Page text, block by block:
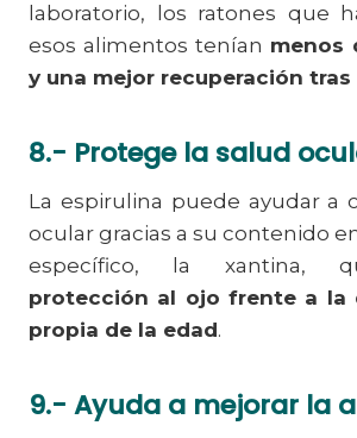
laboratorio, los ratones que
esos alimentos tenían menos
y una mejor recuperación
8.- Protege la salud
La espirulina puede ayudar a
ocular gracias a su contenido
específico, la xantina,
protección al ojo frente a la
propia de la edad.
9.- Ayuda a mejorar la